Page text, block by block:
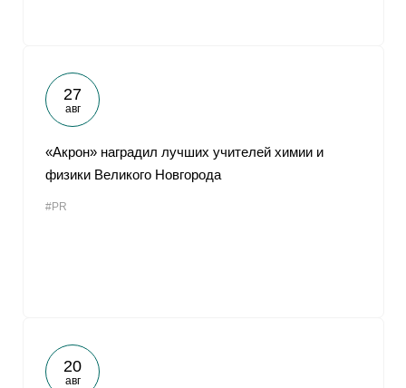
27
авг
«Акрон» наградил лучших учителей химии и
физики Великого Новгорода
#PR
20
авг